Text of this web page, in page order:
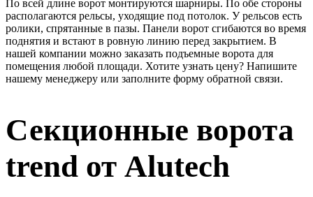
По всей длине ворот монтируются шарниры. По обе стороны
располагаются рельсы, уходящие под потолок. У рельсов есть
ролики, спрятанные в пазы. Панели ворот сгибаются во время
поднятия и встают в ровную линию перед закрытием. В
нашей компании можно заказать подъемные ворота для
помещения любой площади. Хотите узнать цену? Напишите
нашему менеджеру или заполните форму обратной связи.
Секционные ворота
trend от Alutech